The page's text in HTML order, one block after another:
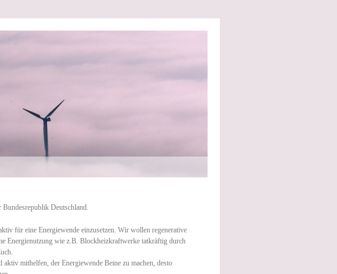
Bundesrepublik Deutschland.
für eine Energiewende einzusetzen. Wir wollen regenerative
Energienutzung wie z.B. Blockheizkraftwerke tatkräftig durch
mithelfen, der Energiewende Beine zu machen, desto